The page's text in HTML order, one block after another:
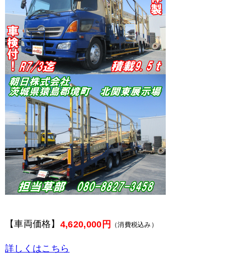
【車両価格】 4,620,000円 （消費税込み）
詳しくはこちら